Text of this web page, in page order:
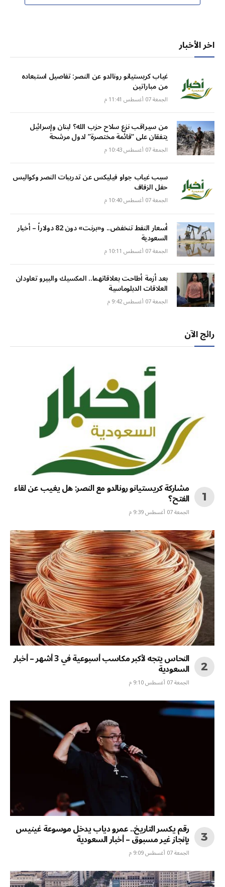
اخر الأخبار
غياب كريستيانو رونالدو عن النصر: تفاصيل استبعاده
من مباراتين
الجمعة 07 أغسطس 11:41 م
من سيراقب نزع سلاح حزب الله؟ لبنان وإسرائيل
يتفقان على “قائمة مختصرة” لدول مرشحة
الجمعة 07 أغسطس 10:43 م
سبب غياب جواو فيليكس عن تدريبات النصر وكواليس
حفل الزفاف
الجمعة 07 أغسطس 10:40 م
أسعار النفط تنخفض.. و«برنت» دون 82 دولاراً – أخبار
السعودية
الجمعة 07 أغسطس 10:11 م
بعد أزمة أطاحت بعلاقاتهما.. المكسيك والبيرو تعاودان
العلاقات الدبلوماسية
الجمعة 07 أغسطس 9:42 م
رائج الآن
مشاركة كريستيانو رونالدو مع النصر: هل يغيب عن لقاء
الفتح؟
الجمعة 07 أغسطس 9:39 م
النحاس يتجه لأكبر مكاسب أسبوعية في 3 أشهر – أخبار
السعودية
الجمعة 07 أغسطس 9:10 م
رقم يكسر التاريخ.. عمرو دياب يدخل موسوعة غينيس
بإنجاز غير مسبوق – أخبار السعودية
الجمعة 07 أغسطس 9:09 م